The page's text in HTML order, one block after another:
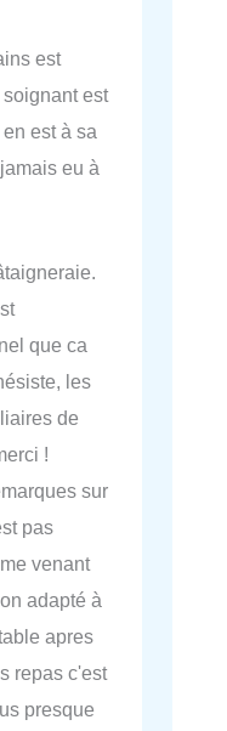
est
est
est à sa
eu à
que ca
les
de
!
sur
pas
venant
adapté à
apres
repas c'est
presque